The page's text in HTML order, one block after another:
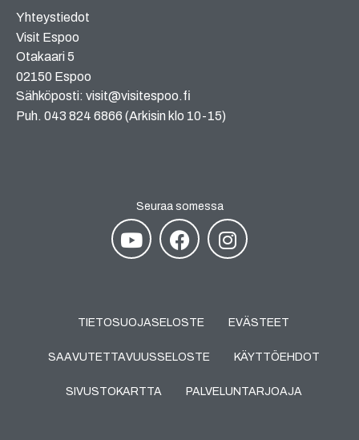
Yhteystiedot
Visit Espoo
Otakaari 5
02150 Espoo
Sähköposti: visit@visitespoo.fi
Puh. 043 824 6866 (Arkisin klo 10-15)
Seuraa somessa
TIETOSUOJASELOSTE EVÄSTEET
SAAVUTETTAVUUSSELOSTE KÄYTTÖEHDOT
SIVUSTOKARTTA PALVELUNTARJOAJA